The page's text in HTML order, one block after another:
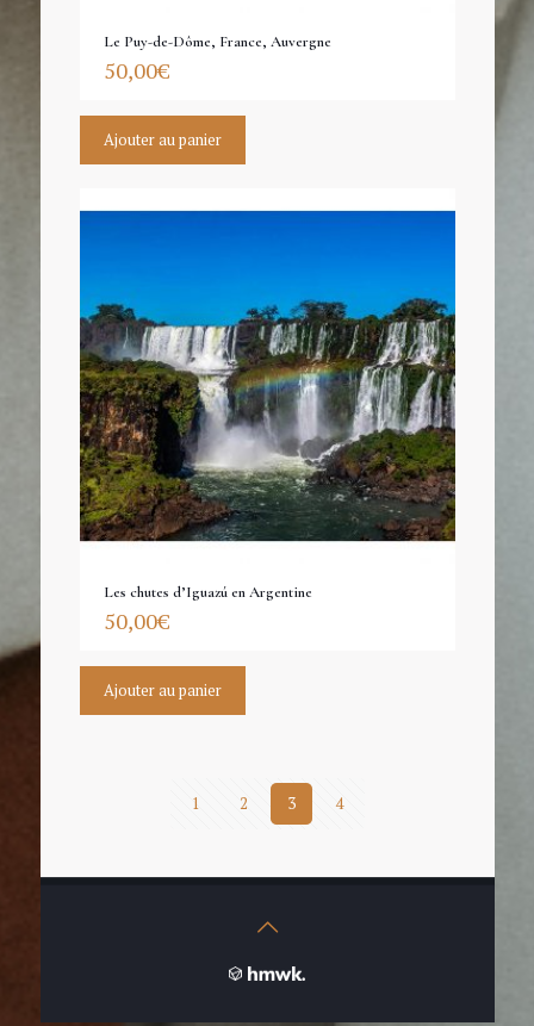
Le Puy-de-Dôme, France, Auvergne
50,00€
Ajouter au panier
Les chutes d’Iguazú en Argentine
50,00€
Ajouter au panier
1 2 3 4